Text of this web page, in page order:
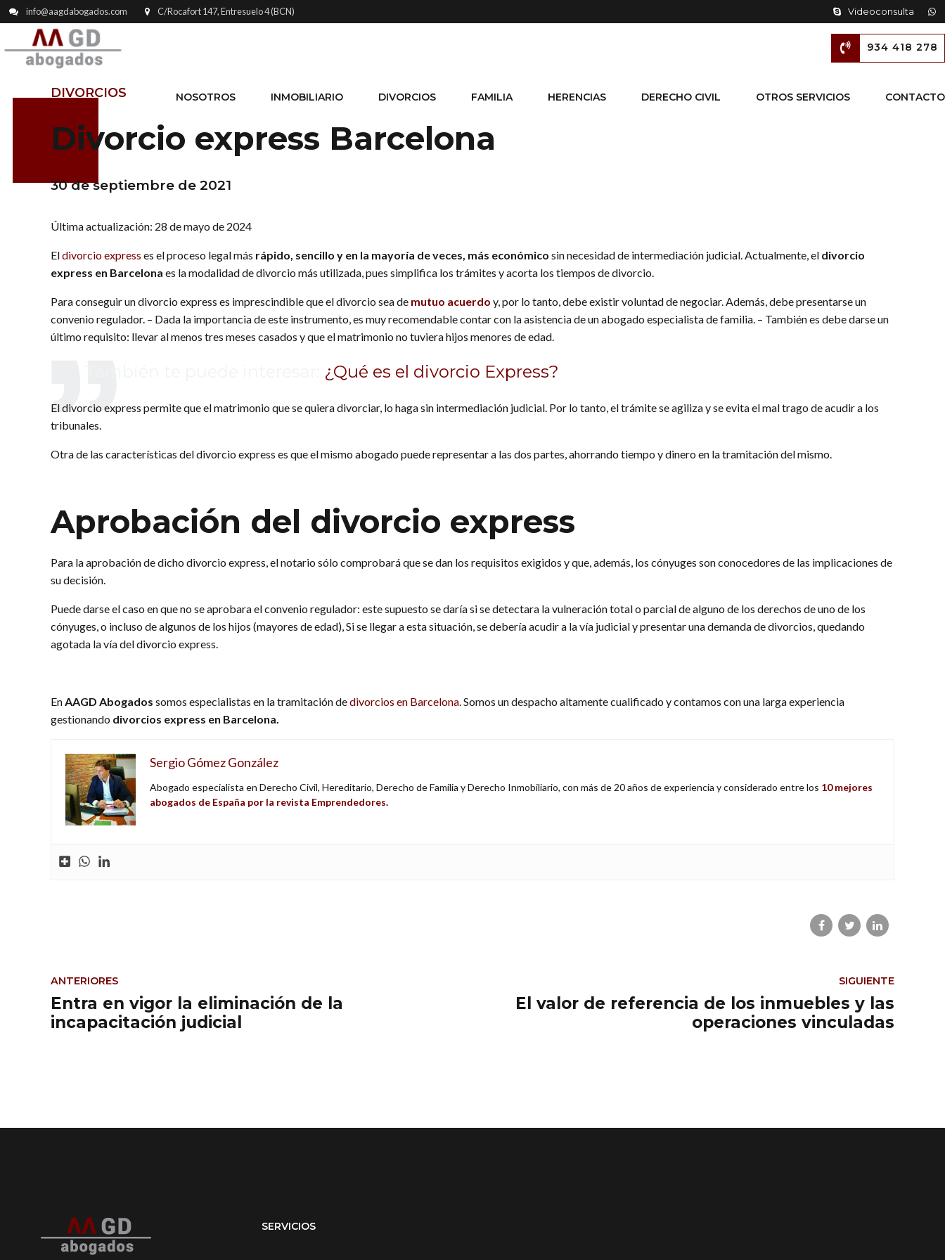
info@aagdabogados.com C/Rocafort 147, Entresuelo 4 (BCN) Videoconsulta
934 418 278
NOSOTROS INMOBILIARIO DIVORCIOS FAMILIA HERENCIAS DERECHO CIVIL OTROS SERVICIOS CONTACTO
DIVORCIOS
Divorcio express Barcelona
30 de septiembre de 2021
Última actualización: 28 de mayo de 2024
Eldivorcio express es el proceso legal más rápido, sencillo y en la mayoría de veces, más económico sin necesidad de intermediación judicial. Actualmente, el divorcio
express en Barcelona es la modalidad de divorcio más utilizada, pues simplifica los trámites y acorta los tiempos de divorcio.
Para conseguir un divorcio express es imprescindible que el divorcio sea de mutuo acuerdo y, por lo tanto, debe existir voluntad de negociar. Además, debe presentarse un
convenio regulador. – Dada la importancia de este instrumento, es muy recomendable contar con la asistencia de un abogado especialista de familia. – También es debe darse un
último requisito: llevar al menos tres meses casados y que el matrimonio no tuviera hijos menores de edad.
¿Qué es el divorcio Express?
El divorcio express permite que el matrimonio que se quiera divorciar, lo haga sin intermediación judicial. Por lo tanto, el trámite se agiliza y se evita el mal trago de acudir a los
tribunales.
Otra de las características del divorcio express es que el mismo abogado puede representar a las dos partes, ahorrando tiempo y dinero en la tramitación del mismo.
Aprobación del divorcio express
Para la aprobación de dicho divorcio express, el notario sólo comprobará que se dan los requisitos exigidos y que, además, los cónyuges son conocedores de las implicaciones de
su decisión.
Puede darse el caso en que no se aprobara el convenio regulador: este supuesto se daría si se detectara la vulneración total o parcial de alguno de los derechos de uno de los
cónyuges, o incluso de algunos de los hijos (mayores de edad), Si se llegar a esta situación, se debería acudir a la vía judicial y presentar una demanda de divorcios, quedando
agotada la vía del divorcio express.
En AAGD Abogados somos especialistas en la tramitación dedivorcios en Barcelona . Somos un despacho altamente cualificado y contamos con una larga experiencia
gestionando divorcios express en Barcelona.
Sergio Gómez González
Abogado especialista en Derecho Civil, Hereditario, Derecho de Familia y Derecho Inmobiliario, con más de 20 años de experiencia y considerado entre los 10 mejores
abogados de España por la revista Emprendedores.
ANTERIORES
Entra en vigor la eliminación de la
incapacitación judicial
SIGUIENTE
El valor de referencia de los inmuebles y las
operaciones vinculadas
SERVICIOS